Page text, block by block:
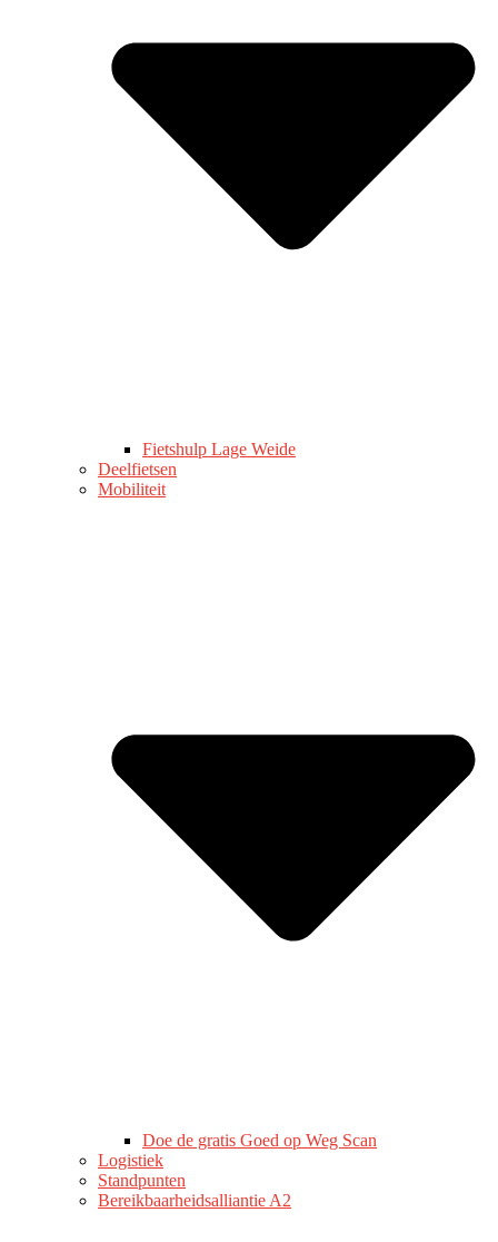
Fietshulp Lage Weide
Deelfietsen
Mobiliteit
Doe de gratis Goed op Weg Scan
Logistiek
Standpunten
Bereikbaarheidsalliantie A2